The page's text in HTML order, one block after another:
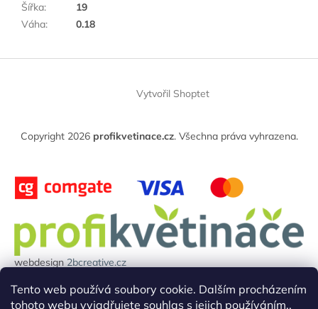
Tento web používá soubory cookie. Dalším procházením
tohoto webu vyjadřujete souhlas s jejich používáním..
Šířka:
19
Váha: 0.18
Vytvořil Shoptet
Copyright 2026 profikvetinace.cz. Všechna práva vyhrazena.
webdesign2bcreative.cz